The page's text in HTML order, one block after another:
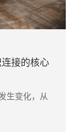
接的核心
生变化，从